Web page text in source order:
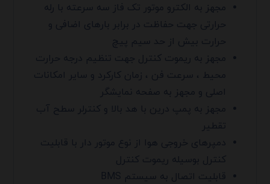
مجهز به الکترو موتور تک فاز سه سرعته با رله
حرارتی جهت حفاظت در برابر بارهای اضافی و
حرارت بیش از حد سیم پیچ
مجهز به ریموت کنترل جهت تنظیم درجه حرارت
محیط ، سرعت فن ، زمان کارکرد و سایر امکانات
اصلی و مجهز به صفحه نمایشگر
مجهز به پمپ درین با هد بالا و کنترلر سطح آب
تقطیر
دمپرهای خروجی هوا از نوع موتور دار با قابلیت
کنترل بوسیله ریموت کنترل
قابلیت اتصال به سیستم BMS